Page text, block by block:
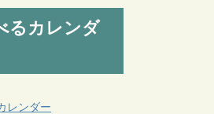
るカレンダ
レンダー